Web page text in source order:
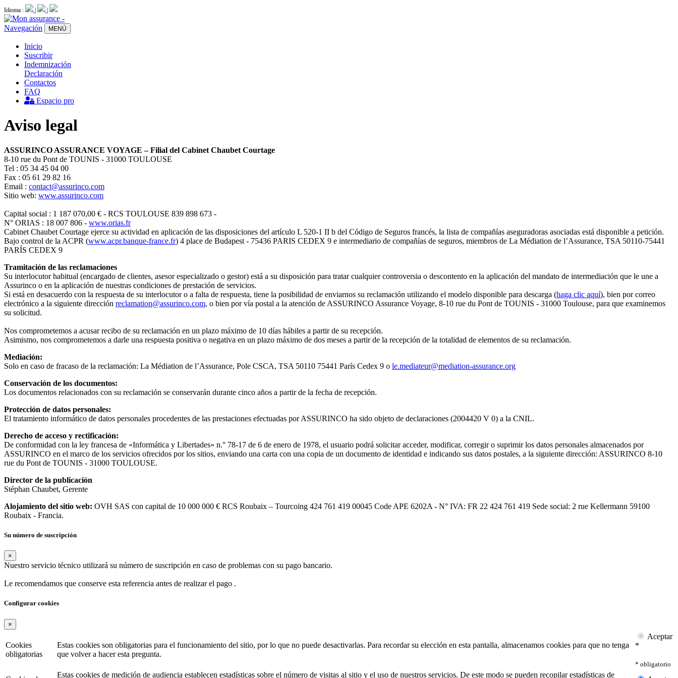
Idioma :
Navegación MENÚ
Inicio
Suscribir
Indemnización
Declaración
Contactos
FAQ
Espacio pro
Aviso legal
ASSURINCO ASSURANCE VOYAGE – Filial del Cabinet Chaubet Courtage
8-10 rue du Pont de TOUNIS - 31000 TOULOUSE
Tel : 05 34 45 04 00
Fax : 05 61 29 82 16
Email : contact@assurinco.com
Sitio web: www.assurinco.com
Capital social : 1 187 070,00 € - RCS TOULOUSE 839 898 673 -
N° ORIAS : 18 007 806 - www.orias.fr
Cabinet Chaubet Courtage ejerce su actividad en aplicación de las disposiciones del artículo L 520-1 II b del Código de Seguros francés, la lista de compañías aseguradoras asociadas está disponible a petición.
Bajo control de la ACPR (www.acpr.banque-france.fr) 4 place de Budapest - 75436 PARIS CEDEX 9 e intermediario de compañías de seguros, miembros de La Médiation de l’Assurance, TSA 50110-75441
PARÍS CEDEX 9
Tramitación de las reclamaciones
Su interlocutor habitual (encargado de clientes, asesor especializado o gestor) está a su disposición para tratar cualquier controversia o descontento en la aplicación del mandato de intermediación que le une a
Assurinco o en la aplicación de nuestras condiciones de prestación de servicios.
Si está en desacuerdo con la respuesta de su interlocutor o a falta de respuesta, tiene la posibilidad de enviarnos su reclamación utilizando el modelo disponible para descarga (haga clic aquí), bien por correo
electrónico a la siguiente dirección reclamation@assurinco.com, o bien por vía postal a la atención de ASSURINCO Assurance Voyage, 8-10 rue du Pont de TOUNIS - 31000 Toulouse, para que examinemos
su solicitud.
Nos comprometemos a acusar recibo de su reclamación en un plazo máximo de 10 días hábiles a partir de su recepción.
Asimismo, nos comprometemos a darle una respuesta positiva o negativa en un plazo máximo de dos meses a partir de la recepción de la totalidad de elementos de su reclamación.
Mediación:
Solo en caso de fracaso de la reclamación: La Médiation de l’Assurance, Pole CSCA, TSA 50110 75441 París Cedex 9 o le.mediateur@mediation-assurance.org
Conservación de los documentos:
Los documentos relacionados con su reclamación se conservarán durante cinco años a partir de la fecha de recepción.
Protección de datos personales:
El tratamiento informático de datos personales procedentes de las prestaciones efectuadas por ASSURINCO ha sido objeto de declaraciones (2004420 V 0) a la CNIL.
Derecho de acceso y rectificación:
De conformidad con la ley francesa de «Informática y Libertades» n.° 78-17 de 6 de enero de 1978, el usuario podrá solicitar acceder, modificar, corregir o suprimir los datos personales almacenados por
ASSURINCO en el marco de los servicios ofrecidos por los sitios, enviando una carta con una copia de un documento de identidad e indicando sus datos postales, a la siguiente dirección: ASSURINCO 8-10
rue du Pont de TOUNIS - 31000 TOULOUSE.
Director de la publicación
Stéphan Chaubet, Gerente
Alojamiento del sitio web: OVH SAS con capital de 10 000 000 € RCS Roubaix – Tourcoing 424 761 419 00045 Code APE 6202A - N° IVA: FR 22 424 761 419 Sede social: 2 rue Kellermann 59100
Roubaix - Francia.
Su número de suscripción
×
Nuestro servicio técnico utilizará su número de suscripción en caso de problemas con su pago bancario.
Le recomendamos que conserve esta referencia antes de realizar el pago .
Configurar cookies
×
Cookies
obligatorias
Estas cookies son obligatorias para el funcionamiento del sitio, por lo que no puede desactivarlas. Para recordar su elección en esta pantalla, almacenamos cookies para que no tenga
que volver a hacer esta pregunta.
Aceptar
*
* obligatorio
Estas cookies de medición de audiencia establecen estadísticas sobre el número de visitas al sitio y el uso de nuestros servicios. De este modo se pueden recopilar estadísticas de